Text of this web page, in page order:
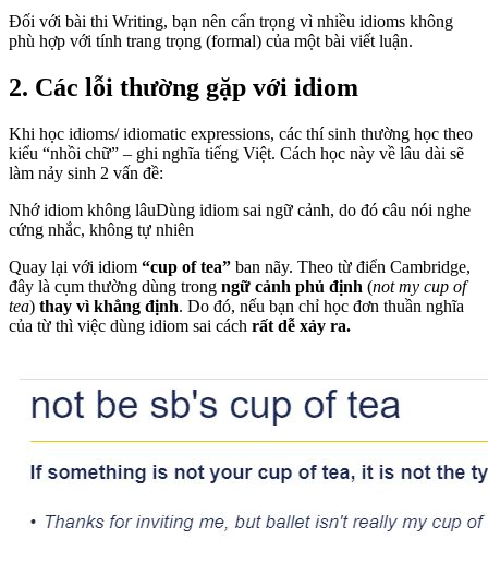
Đối với bài thi Writing, bạn nên cẩn trọng vì nhiều idioms không
phù hợp với tính trang trọng (formal) của một bài viết luận.
2. Các lỗi thường gặp với idiom
Khi học idioms/ idiomatic expressions, các thí sinh thường học theo
kiểu “nhồi chữ” – ghi nghĩa tiếng Việt. Cách học này về lâu dài sẽ
làm nảy sinh 2 vấn đề:
Nhớ idiom không lâuDùng idiom sai ngữ cảnh, do đó câu nói nghe
cứng nhắc, không tự nhiên
Quay lại với idiom “cup of tea” ban nãy. Theo từ điển Cambridge,
đây là cụm thường dùng trong ngữ cảnh phủ định (not my cup of
tea) thay vì khẳng định. Do đó, nếu bạn chỉ học đơn thuần nghĩa
của từ thì việc dùng idiom sai cách rất dễ xảy ra.